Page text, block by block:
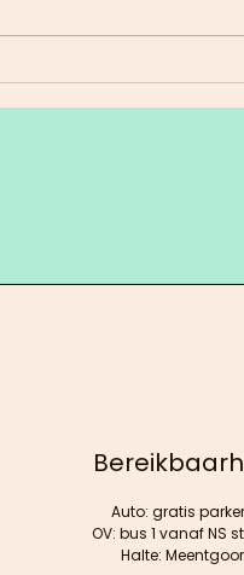
Paardenbloemthee
kardemom
Auto: gratis
OV: bus 1 vanaf NS
Halte: